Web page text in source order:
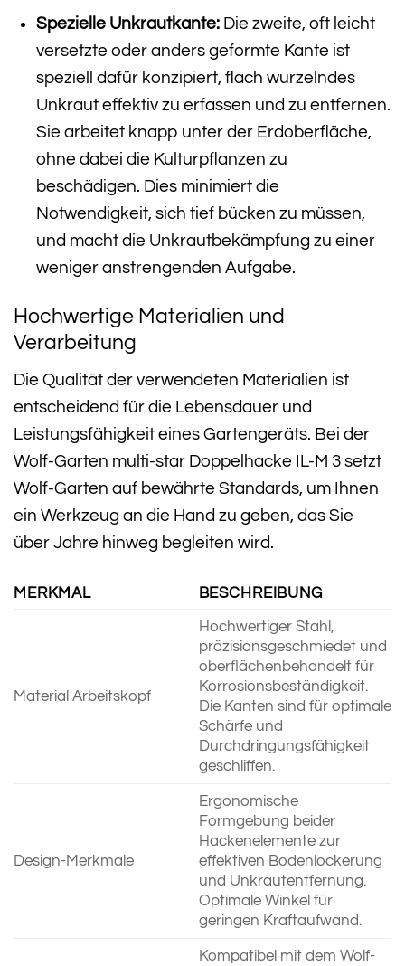
Spezielle Unkrautkante:Die zweite, oft leicht
versetzte oder anders geformte Kante ist
speziell dafür konzipiert, flach wurzelndes
Unkraut effektiv zu erfassen und zu entfernen.
Sie arbeitet knapp unter der Erdoberfläche,
ohne dabei die Kulturpflanzen zu
beschädigen. Dies minimiert die
Notwendigkeit, sich tief bücken zu müssen,
und macht die Unkrautbekämpfung zu einer
weniger anstrengenden Aufgabe.
Hochwertige Materialien und
Verarbeitung
Die Qualität der verwendeten Materialien ist
entscheidend für die Lebensdauer und
Leistungsfähigkeit eines Gartengeräts. Bei der
Wolf-Garten multi-star Doppelhacke IL-M 3 setzt
Wolf-Garten auf bewährte Standards, um Ihnen
ein Werkzeug an die Hand zu geben, das Sie
über Jahre hinweg begleiten wird.
MERKMAL BESCHREIBUNG
Material Arbeitskopf
Hochwertiger Stahl,
präzisionsgeschmiedet und
oberflächenbehandelt für
Korrosionsbeständigkeit.
Die Kanten sind für optimale
Schärfe und
Durchdringungsfähigkeit
geschliffen.
Design-Merkmale
Ergonomische
Formgebung beider
Hackenelemente zur
effektiven Bodenlockerung
und Unkrautentfernung.
Optimale Winkel für
geringen Kraftaufwand.
Kompatibel mit dem Wolf-